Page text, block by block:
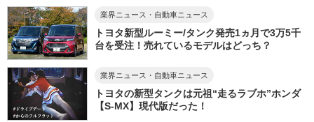
業界ニュース・自動車ニュース
トヨタ新型ルーミー/タンク発売1ヵ月で3万5千
台を受注！売れているモデルはどっち？
業界ニュース・自動車ニュース
トヨタの新型タンクは元祖“走るラブホ”ホンダ
【S-MX】現代版だった！